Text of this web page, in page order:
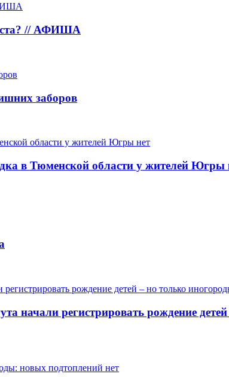
// АФИША
заборов
в Тюменской области у жителей Югры
начали регистрировать рождение